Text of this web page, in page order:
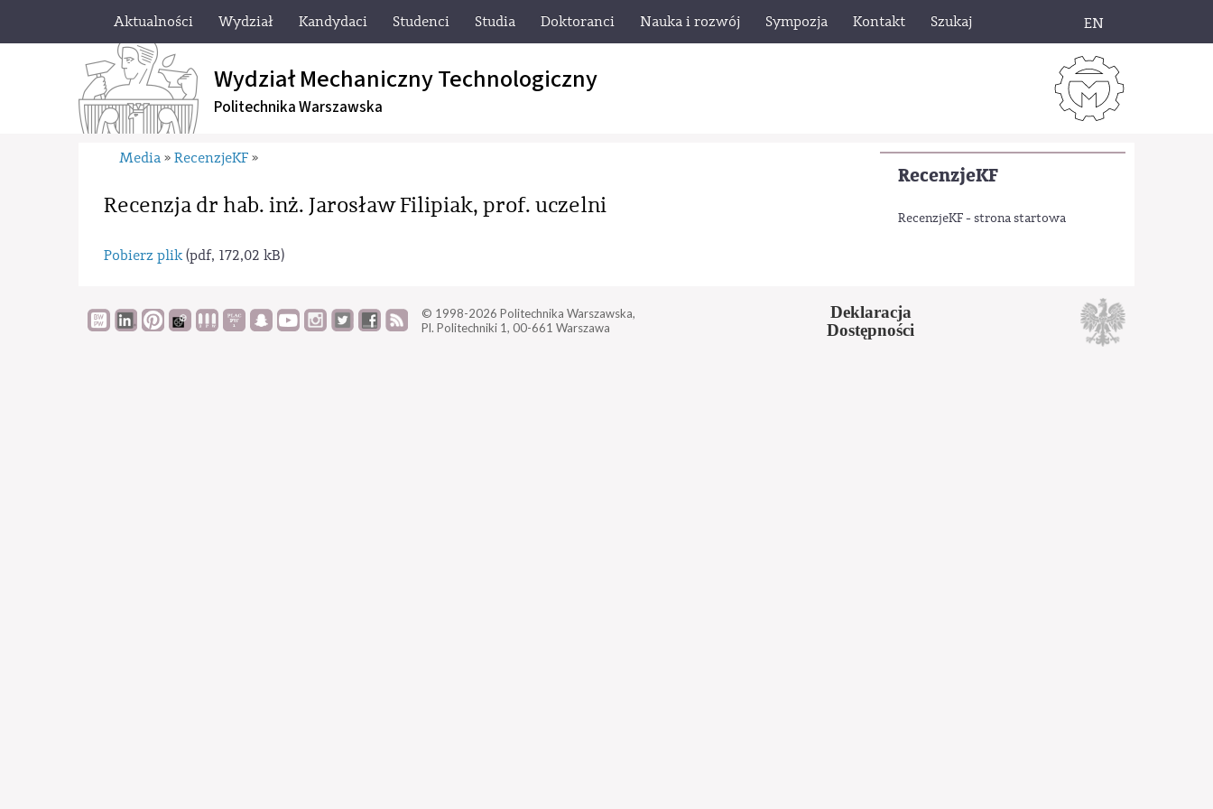
Aktualności Wydział Kandydaci Studenci Studia Doktoranci Nauka i rozwój Sympozja Kontakt Szukaj EN
Wydział Mechaniczny Technologiczny
Politechnika Warszawska
RecenzjeKF
RecenzjeKF - strona startowa
Media » RecenzjeKF »
Recenzja dr hab. inż. Jarosław Filipiak, prof. uczelni
Pobierz plik(pdf, 172,02 kB)
© 1998-2026 Politechnika Warszawska,
Pl. Politechniki 1, 00-661 Warszawa
Deklaracja
Dostępności